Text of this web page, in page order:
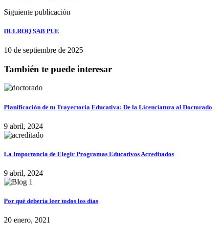
Siguiente publicación
DULROQ SAB PUE
10 de septiembre de 2025
También te puede interesar
Planificación de tu Trayectoria Educativa: De la Licenciatura al Doctorado
9 abril, 2024
La Importancia de Elegir Programas Educativos Acreditados
9 abril, 2024
Por qué debería leer todos los días
20 enero, 2021